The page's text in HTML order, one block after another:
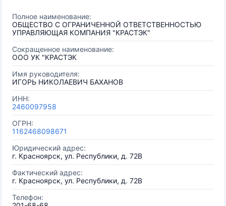
Полное наименование:
ОБЩЕСТВО С ОГРАНИЧЕННОЙ ОТВЕТСТВЕННОСТЬЮ
УПРАВЛЯЮЩАЯ КОМПАНИЯ "КРАСТЭК"
Сокращенное наименование:
ООО УК "КРАСТЭК
Имя руководителя:
ИГОРЬ НИКОЛАЕВИЧ БАХАНОВ
ИНН:
2460097958
ОГРН:
1162468098671
Юридический адрес:
г. Красноярск, ул. Республики, д. 72В
Фактический адрес:
г. Красноярск, ул. Республики, д. 72В
Телефон: